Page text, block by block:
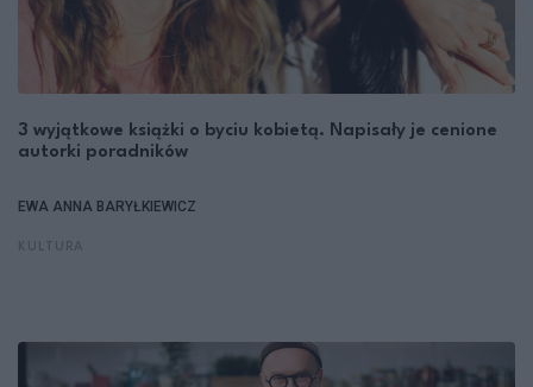
3 wyjątkowe książki o byciu kobietą. Napisały je cenione
autorki poradników
EWA ANNA BARYŁKIEWICZ